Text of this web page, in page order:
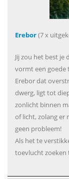
Erebor(7 x
Jij zou het best je
vormt een goede
Erebor dat
dwerg, ligt tot
zonlicht binnen
of licht, zolang er
geen probleem!
Als het te
toevlucht zoeken